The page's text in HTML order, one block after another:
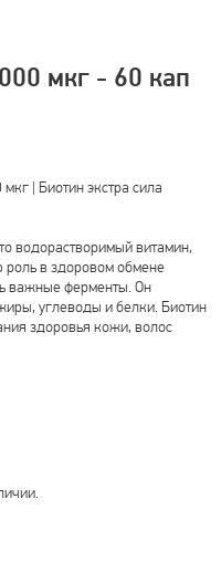
мкг - 60 кап
| Биотин экстра сила
водорастворимый витамин,
в здоровом обмене
важные ферменты. Он
углеводы и белки. Биотин
здоровья кожи, волос